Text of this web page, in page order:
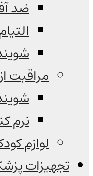
ضد
مراقبت
نرم
لوازم
تجهیزات